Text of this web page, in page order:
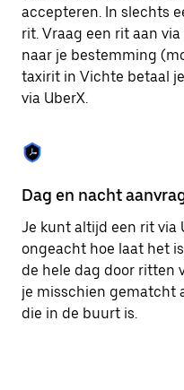
selecteren.
Druk
op
Escape
om
de
sluiten.
accepteren. In slechts
rit. Vraag een rit aan
naar je bestemming
taxirit in Vichte betaal
via UberX.
Dag en nacht
Je kunt altijd een rit via
ongeacht hoe laat het
de hele dag door ritten
je misschien gematcht
die in de buurt is.